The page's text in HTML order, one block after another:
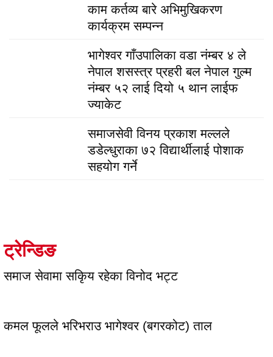
काम कर्तव्य बारे अभिमुखिकरण
कार्यक्रम सम्पन्न
भागेश्वर गाँउपालिका वडा नंम्बर ४ ले
नेपाल शसस्त्र प्रहरी बल नेपाल गुल्म
नंम्बर ५२ लाई दियो ५ थान लाईफ
ज्याकेट
समाजसेवी विनय प्रकाश मल्लले
डडेल्धुराका ७२ विद्यार्थीलाई पोशाक
सहयोग गर्ने
ट्रेन्डिङ
समाज सेवामा सकिृय रहेका विनोद भट्ट
कमल फूलले भरिभराउ भागेश्वर (बगरकोट) ताल